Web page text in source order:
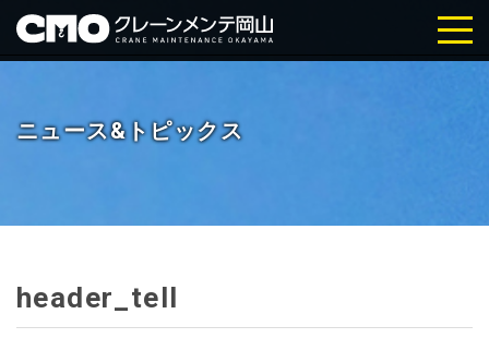
山・倉敷の天井クレーン点検・メ
ニュース&トピックス
header_tell